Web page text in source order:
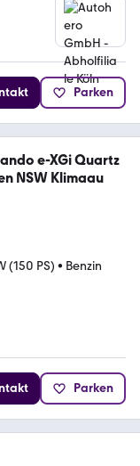
Parken
e-XGi Quartz
NSW Klimaau
(150 PS) • Benzin
Parken